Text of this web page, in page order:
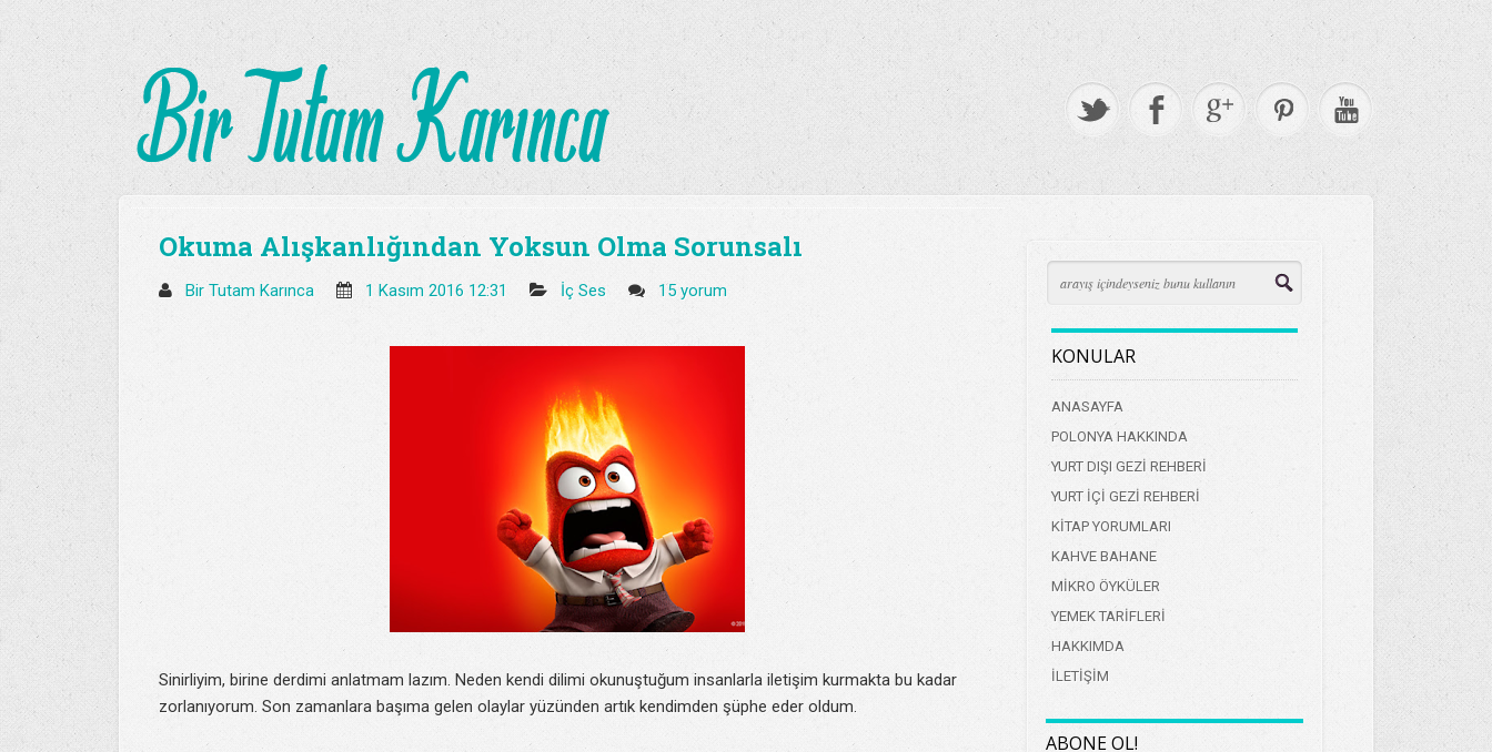
Okuma Alışkanlığından Yoksun Olma Sorunsalı
Bir Tutam Karınca 1 Kasım 2016 12:31 İç Ses 15 yorum
Sinirliyim, birine derdimi anlatmam lazım. Neden kendi dilimi okunuştuğum insanlarla iletişim kurmakta bu kadar
zorlanıyorum. Son zamanlara başıma gelen olaylar yüzünden artık kendimden şüphe eder oldum.
KONULAR
ANASAYFA
POLONYA HAKKINDA
YURT DIŞI GEZİ REHBERİ
YURT İÇİ GEZİ REHBERİ
KİTAP YORUMLARI
KAHVE BAHANE
MİKRO ÖYKÜLER
YEMEK TARİFLERİ
HAKKIMDA
İLETİŞİM
ABONE OL!